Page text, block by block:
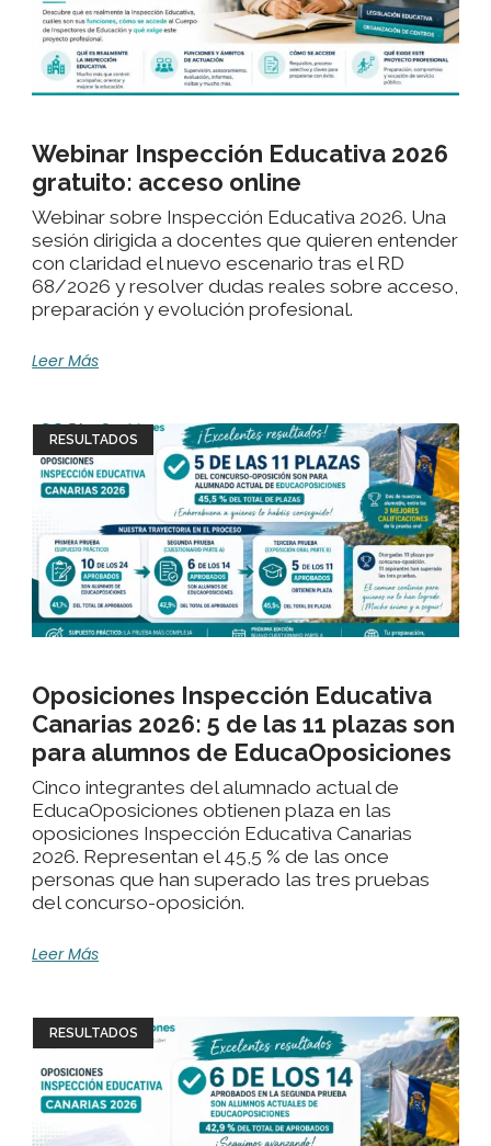
Webinar Inspección Educativa 2026
gratuito: acceso online
Webinar sobre Inspección Educativa 2026. Una
sesión dirigida a docentes que quieren entender
con claridad el nuevo escenario tras el RD
68/2026 y resolver dudas reales sobre acceso,
preparación y evolución profesional.
Leer Más
RESULTADOS
Oposiciones Inspección Educativa
Canarias 2026: 5 de las 11 plazas son
para alumnos de EducaOposiciones
Cinco integrantes del alumnado actual de
EducaOposiciones obtienen plaza en las
oposiciones Inspección Educativa Canarias
2026. Representan el 45,5 % de las once
personas que han superado las tres pruebas
del concurso-oposición.
Leer Más
RESULTADOS